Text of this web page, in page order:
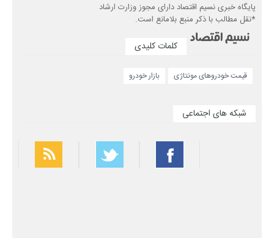
پایگاه خبری نسیم اقتصاد دارای مجوز وزارت ارشاد
*نقل مطالب با ذکر منبع بلامانع است.
کلمات کلیدی
قیمت خودروهای مونتاژی بازار خودرو
شبکه های اجتماعی